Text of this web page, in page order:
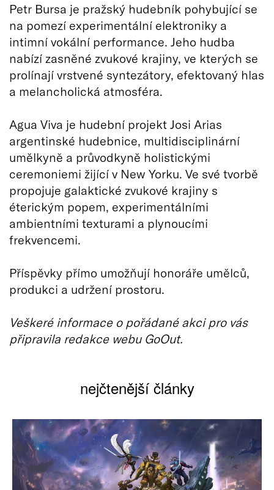
Petr Bursa je pražský hudebník pohybující se
na pomezí experimentální elektroniky a
intimní vokální performance. Jeho hudba
nabízí zasněné zvukové krajiny, ve kterých se
prolínají vrstvené syntezátory, efektovaný hlas
a melancholická atmosféra.
Agua Viva je hudební projekt Josi Arias
argentinské hudebnice, multidisciplinární
umělkyně a průvodkyně holistickými
ceremoniemi žijící v New Yorku. Ve své tvorbě
propojuje galaktické zvukové krajiny s
éterickým popem, experimentálními
ambientními texturami a plynoucími
frekvencemi.
Příspěvky přímo umožňují honoráře umělců,
produkci a udržení prostoru.
Veškeré informace o pořádané akci pro vás
připravila redakce webu GoOut.
nejčtenější články